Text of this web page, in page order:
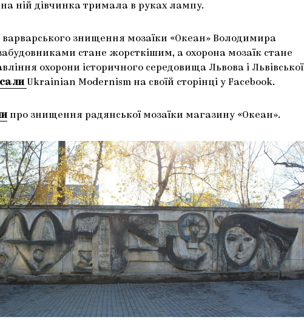
ній дівчинка тримала в руках лампу.
знищення мозаїки «Океан» Володимира
стане жорсткішим, а охорона мозаїк стане
охорони історичного середовища Львова і Львівської
Ukrainian Modernism на своїй сторінці у Facebook.
про знищення радянської мозаїки магазину «Океан».